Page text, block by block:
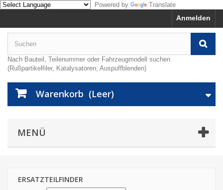
Powered by Translate
Anmelden
Nach Bauteil, Teilenummer oder Fahrzeugmodell suchen
(Rußpartikelfiler, Katalysatoren, Auspuffblenden)
Warenkorb (Leer)
MENÜ
ERSATZTEILFINDER